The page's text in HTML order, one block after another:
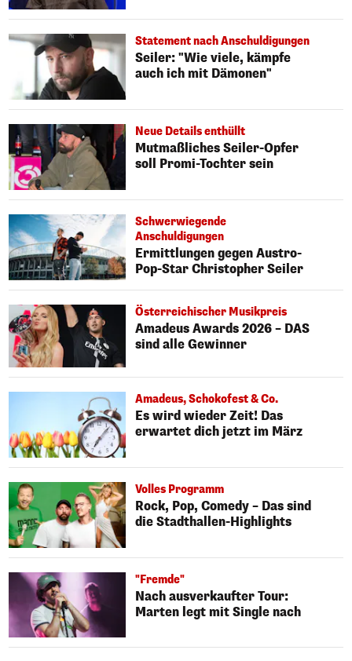
Statement nach Anschuldigungen
Seiler: "Wie viele, kämpfe
auch ich mit Dämonen"
Neue Details enthüllt
Mutmaßliches Seiler-Opfer
soll Promi-Tochter sein
Schwerwiegende
Anschuldigungen
Ermittlungen gegen Austro-
Pop-Star Christopher Seiler
Österreichischer Musikpreis
Amadeus Awards 2026 – DAS
sind alle Gewinner
Amadeus, Schokofest & Co.
Es wird wieder Zeit! Das
erwartet dich jetzt im März
Volles Programm
Rock, Pop, Comedy – Das sind
die Stadthallen-Highlights
"Fremde"
Nach ausverkaufter Tour:
Marten legt mit Single nach